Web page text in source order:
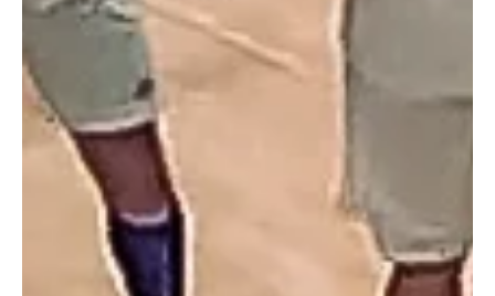
גבע"ש ובאר יעקב בחצי גמר הגביע
גבע"ש ניצחה בבית את גזר נען, באר יעקב ניצחה בקרב צמרת בין מחוזי
את קרית מוצקין. עוד בחצי - מטה יהודה וקרית מלאכי. (צילום: מכבי באר
יעקב)